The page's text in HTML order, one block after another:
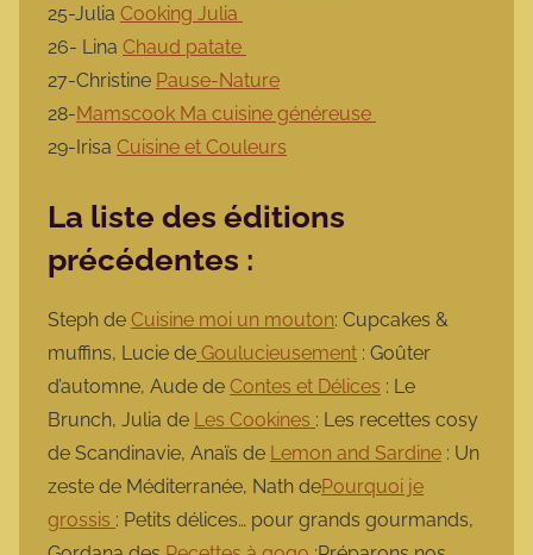
25-Julia Cooking Julia
26- Lina Chaud patate
27-Christine Pause-Nature
28-Mamscook Ma cuisine généreuse
29-Irisa Cuisine et Couleurs
La liste des éditions
précédentes :
Steph de Cuisine moi un mouton: Cupcakes &
muffins, Lucie de Goulucieusement : Goûter
d’automne, Aude de Contes et Délices : Le
Brunch, Julia de Les Cookines : Les recettes cosy
de Scandinavie, Anaïs de Lemon and Sardine : Un
zeste de Méditerranée, Nath dePourquoi je
grossis : Petits délices… pour grands gourmands,